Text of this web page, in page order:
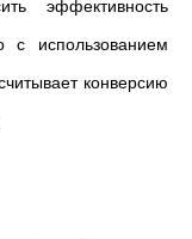
эффективность
с использованием
конверсию